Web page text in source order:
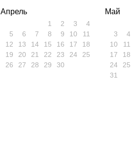
Апрель
1 2 3
4
5
6 7 8 9 10
11
12
13 14 15 16 17
18
19
20 21 22 23 24
25
26
27 28 29 30
Май
3
4
10
11
17
18
24
25
31